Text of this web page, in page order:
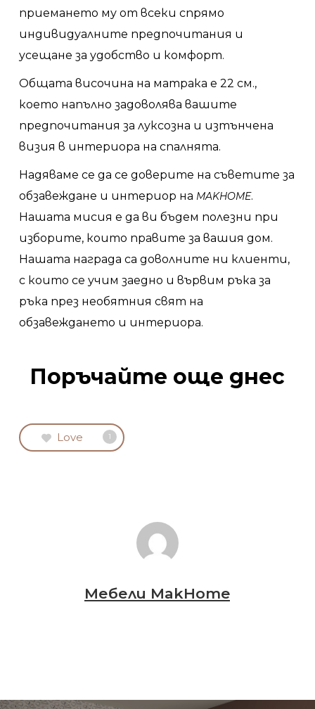
приемането му от всеки спрямо
индивидуалните предпочитания и
усещане за удобство и комфорт.
Общата височина на матрака е 22 см.,
което напълно задоволява вашите
предпочитания за луксозна и изтънчена
визия в интериора на спалнята.
Надяваме се да се доверите на съветите за
обзавеждане и интериор на MAKHOME.
Нашата мисия е да ви бъдем полезни при
изборите, които правите за вашия дом.
Нашата награда са доволните ни клиенти,
с които се учим заедно и вървим ръка за
ръка през необятния свят на
обзавеждането и интериора.
Поръчайте още днес
Love 1
Мебели MakHome